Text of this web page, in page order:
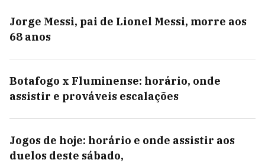
Jorge Messi, pai de Lionel Messi, morre aos
68 anos
Botafogo x Fluminense: horário, onde
assistir e prováveis escalações
Jogos de hoje: horário e onde assistir aos
duelos deste sábado,